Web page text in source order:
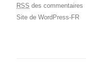
RSS des commentaires
Site de WordPress-FR